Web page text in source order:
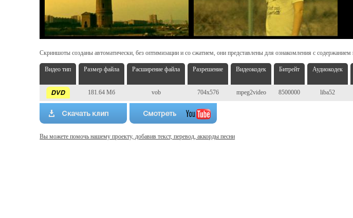
Скриншоты созданы автоматически, без оптимизации и со сжатием, они представлены для ознакомления с содержанием
Видео тип Размер файла Расширение файла Разрешение Видеокодек Битрейт Аудиокодек
181.64 Мб vob 704x576 mpeg2video 8500000 liba52
Вы можете помочь нашему проекту, добавив текст, перевод, аккорды песни